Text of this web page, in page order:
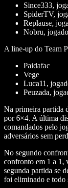
Since333,
SpiderTV,
Replause,
Nobru,
A line-up do Team
Paidafac
Vege
Luca11,
Peuzada,
Na primeira partida
por 6×4. A última
comandados pelo
adversários sem
No segundo
confronto em 1 a 1,
segunda partida se
foi eliminado e todo